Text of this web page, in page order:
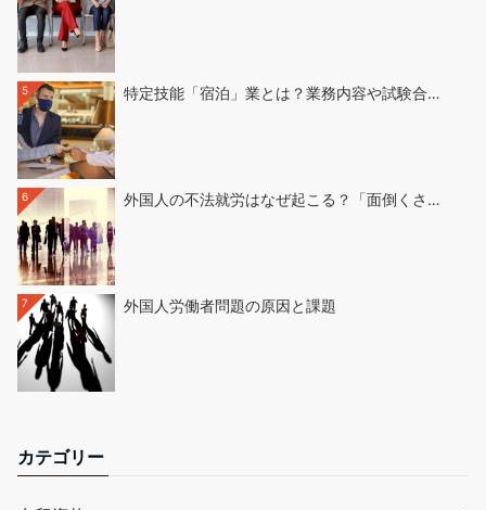
5 特定技能「宿泊」業とは？業務内容や試験合…
6 外国人の不法就労はなぜ起こる？「面倒くさ…
7 外国人労働者問題の原因と課題
カテゴリー